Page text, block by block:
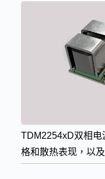
TDM2254xD双相
格和散热表现，以